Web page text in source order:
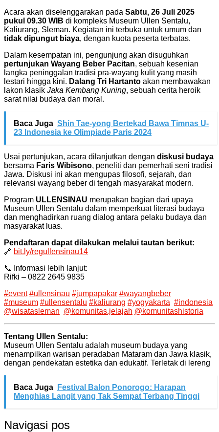
Acara akan diselenggarakan pada Sabtu, 26 Juli 2025
pukul 09.30 WIB di kompleks Museum Ullen Sentalu,
Kaliurang, Sleman. Kegiatan ini terbuka untuk umum dan
tidak dipungut biaya, dengan kuota peserta terbatas.
Dalam kesempatan ini, pengunjung akan disuguhkan
pertunjukan Wayang Beber Pacitan, sebuah kesenian
langka peninggalan tradisi pra-wayang kulit yang masih
lestari hingga kini. Dalang Tri Hartanto akan membawakan
lakon klasik Jaka Kembang Kuning, sebuah cerita heroik
sarat nilai budaya dan moral.
Baca Juga Shin Tae-yong Bertekad Bawa Timnas U-
23 Indonesia ke Olimpiade Paris 2024
Usai pertunjukan, acara dilanjutkan dengan diskusi budaya
bersama Faris Wibisono, peneliti dan pemerhati seni tradisi
Jawa. Diskusi ini akan mengupas filosofi, sejarah, dan
relevansi wayang beber di tengah masyarakat modern.
Program ULLENSINAU merupakan bagian dari upaya
Museum Ullen Sentalu dalam memperkuat literasi budaya
dan menghadirkan ruang dialog antara pelaku budaya dan
masyarakat luas.
Pendaftaran dapat dilakukan melalui tautan berikut:
🔗 bit.ly/regullensinau14
📞 Informasi lebih lanjut:
Rifki – 0822 2645 9835
#event #ullensinau #jumpapakar #wayangbeber
#museum #ullensentalu #kaliurang #yogyakarta #indonesia
@wisatasleman @komunitas.jelajah @komunitashistoria
Tentang Ullen Sentalu:
Museum Ullen Sentalu adalah museum budaya yang
menampilkan warisan peradaban Mataram dan Jawa klasik,
dengan pendekatan estetika dan edukatif. Terletak di lereng
Baca Juga
Festival Balon Ponorogo: Harapan
Menghias Langit yang Tak Sempat Terbang Tinggi
Navigasi pos